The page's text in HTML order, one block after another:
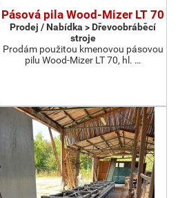
Pásová pila Wood-Mizer LT 70
Prodej / Nabídka > Dřevoobráběcí
stroje
Prodám použitou kmenovou pásovou
pilu Wood-Mizer LT 70, hl. …